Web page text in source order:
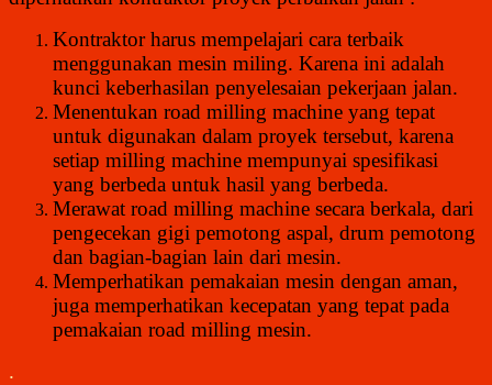
Kontraktor harus mempelajari cara terbaik
menggunakan mesin miling. Karena ini adalah
kunci keberhasilan penyelesaian pekerjaan jalan.
Menentukan road milling machine yang tepat
untuk digunakan dalam proyek tersebut, karena
setiap milling machine mempunyai spesifikasi
yang berbeda untuk hasil yang berbeda.
Merawat road milling machine secara berkala, dari
pengecekan gigi pemotong aspal, drum pemotong
dan bagian-bagian lain dari mesin.
Memperhatikan pemakaian mesin dengan aman,
juga memperhatikan kecepatan yang tepat pada
pemakaian road milling mesin.
.